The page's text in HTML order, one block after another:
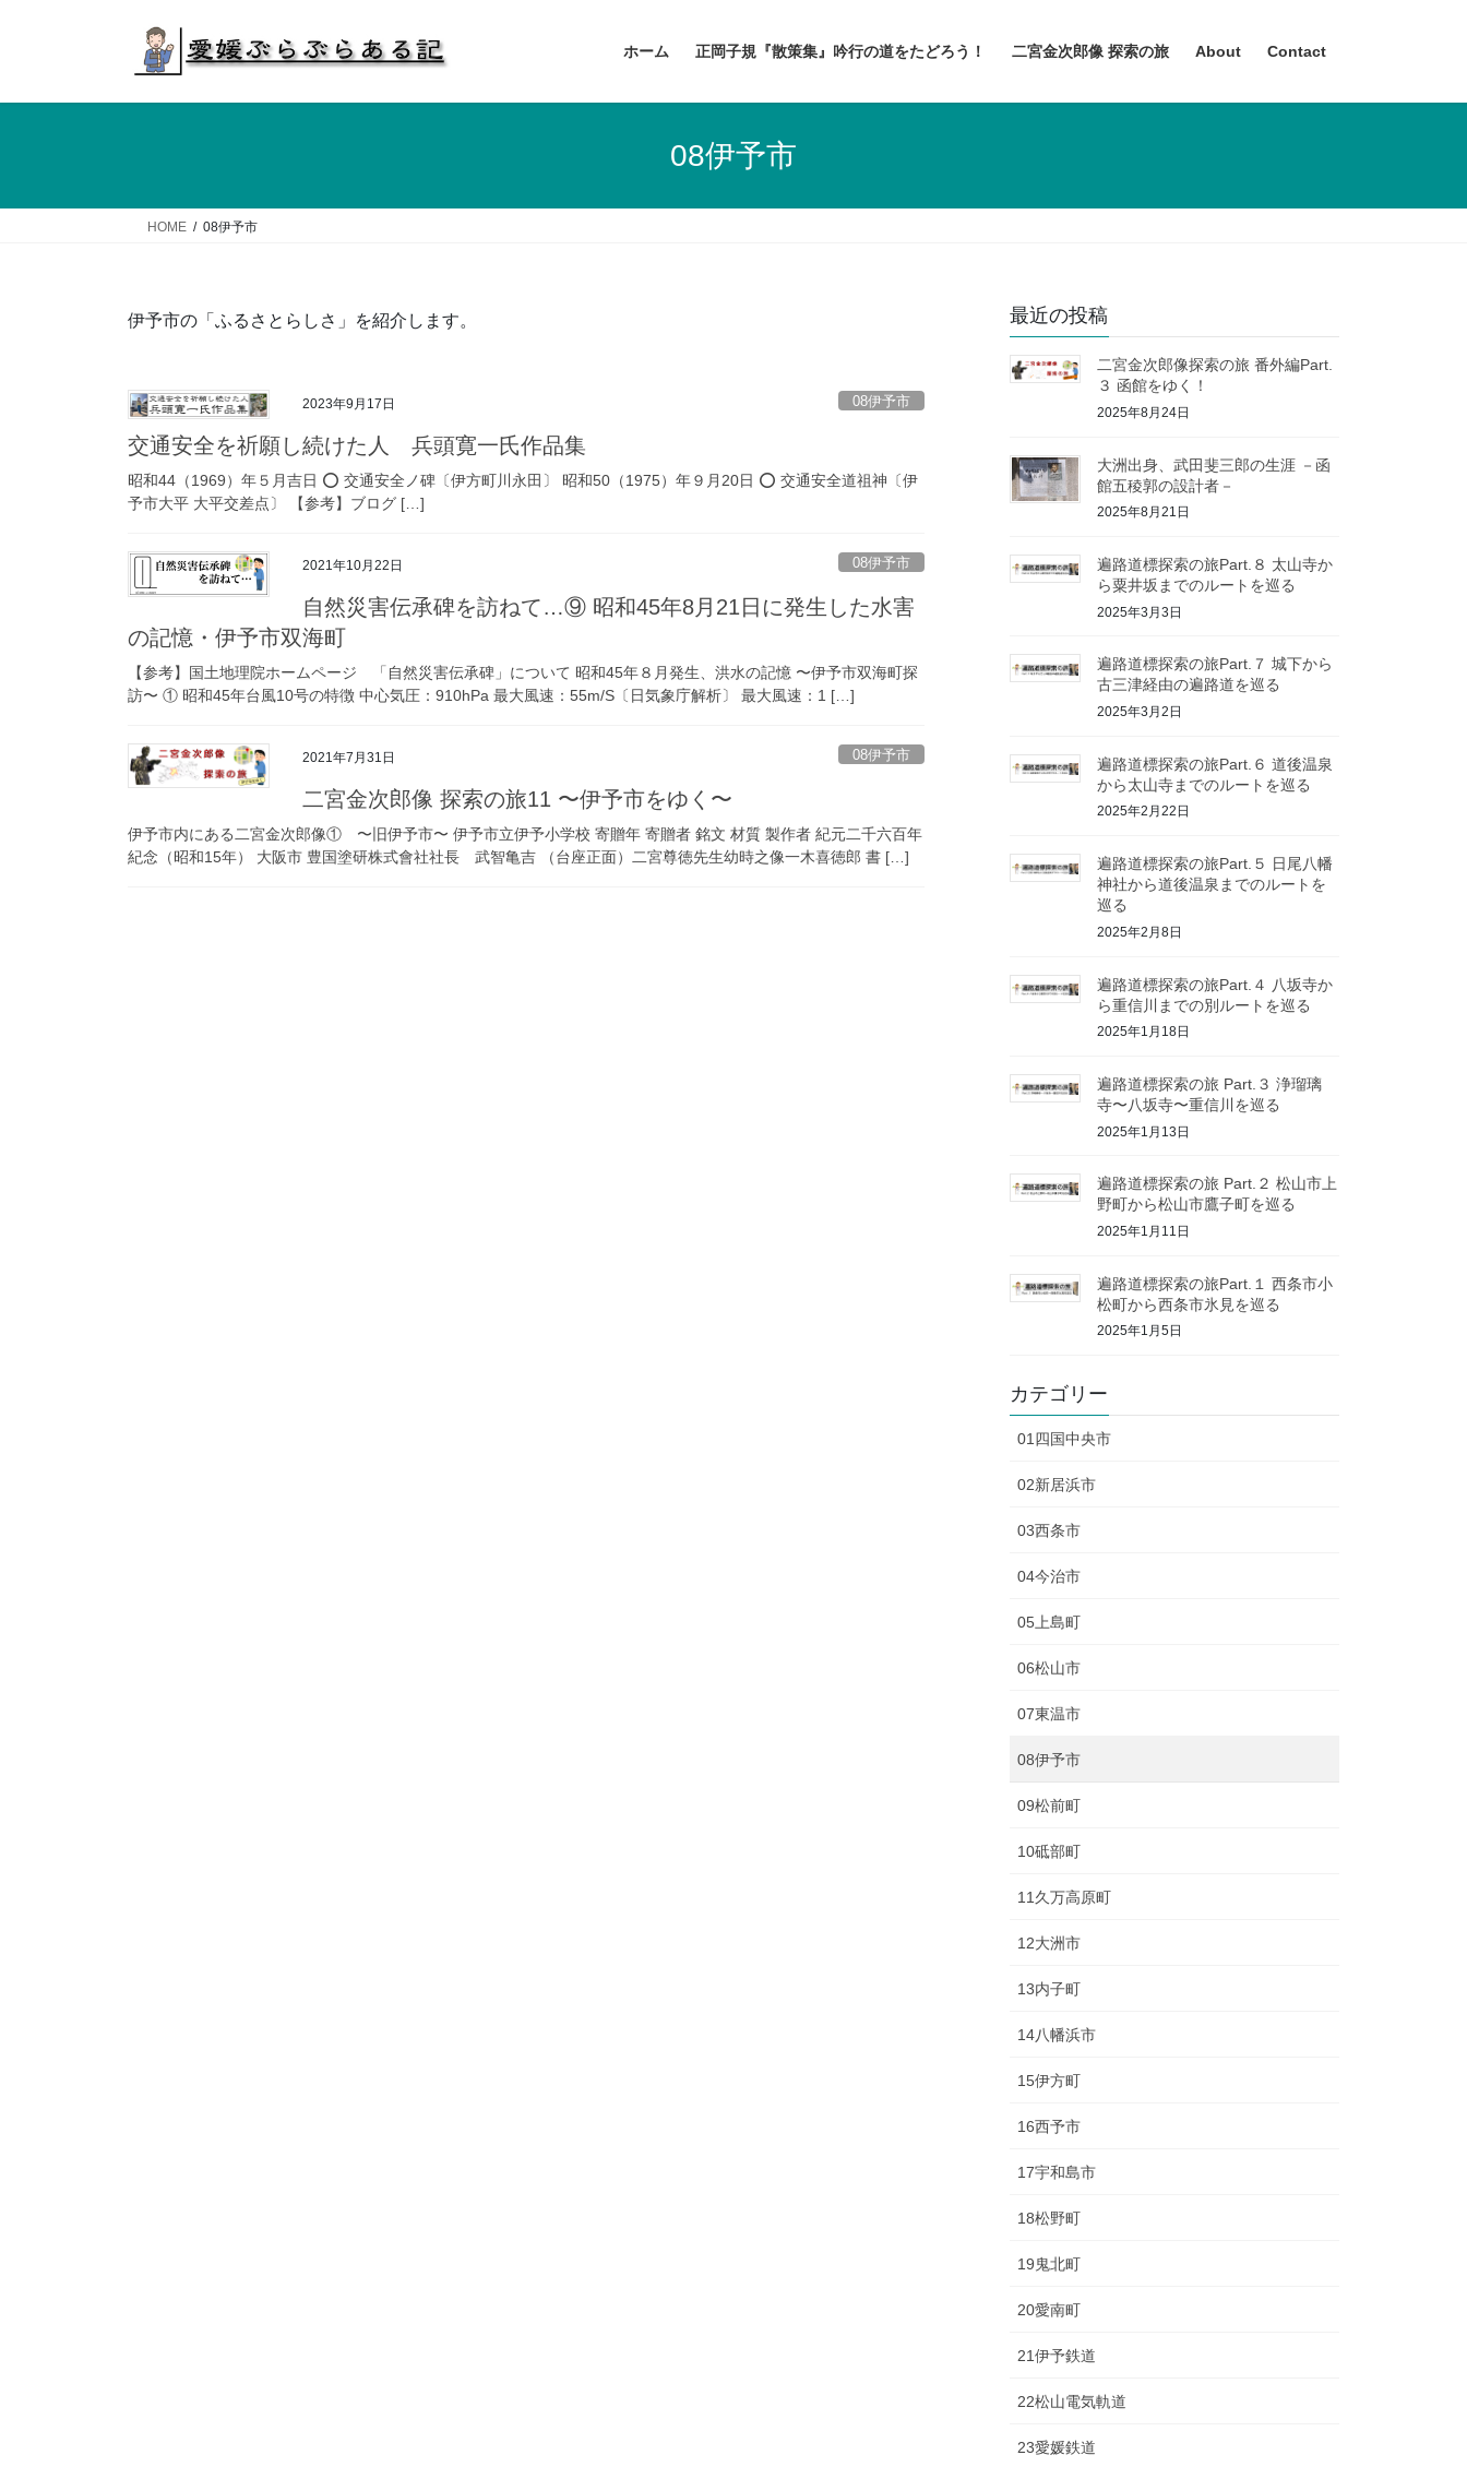
ホーム 正岡子規『散策集』吟行の道をたどろう！ 二宮金次郎像 探索の旅 About Contact
08伊予市
HOME 08伊予市
伊予市の「ふるさとらしさ」を紹介します。
2023年9月17日 08伊予市
交通安全を祈願し続けた人 兵頭寛一氏作品集
昭和44（1969）年５月吉日 ⭕️ 交通安全ノ碑〔伊方町川永田〕 昭和50（1975）年９月20日 ⭕️ 交通安全道祖神〔伊
予市大平 大平交差点〕 【参考】ブログ […]
2021年10月22日 08伊予市
自然災害伝承碑を訪ねて…⑨ 昭和45年8月21日に発生した水害
の記憶・伊予市双海町
【参考】国土地理院ホームページ 「自然災害伝承碑」について 昭和45年８月発生、洪水の記憶 〜伊予市双海町探
訪〜 ① 昭和45年台風10号の特徴 中心気圧：910hPa 最大風速：55m/S〔日気象庁解析〕 最大風速：1 […]
2021年7月31日 08伊予市
二宮金次郎像 探索の旅11 〜伊予市をゆく〜
伊予市内にある二宮金次郎像① 〜旧伊予市〜 伊予市立伊予小学校 寄贈年 寄贈者 銘文 材質 製作者 紀元二千六百年
紀念（昭和15年） 大阪市 豊国塗研株式會社社長 武智亀吉 （台座正面）二宮尊徳先生幼時之像一木喜徳郎 書 […]
最近の投稿
二宮金次郎像探索の旅 番外編Part.
３ 函館をゆく！
2025年8月24日
大洲出身、武田斐三郎の生涯 －函
館五稜郭の設計者－
2025年8月21日
遍路道標探索の旅Part.８ 太山寺か
ら粟井坂までのルートを巡る
2025年3月3日
遍路道標探索の旅Part.７ 城下から
古三津経由の遍路道を巡る
2025年3月2日
遍路道標探索の旅Part.６ 道後温泉
から太山寺までのルートを巡る
2025年2月22日
遍路道標探索の旅Part.５ 日尾八幡
神社から道後温泉までのルートを
巡る
2025年2月8日
遍路道標探索の旅Part.４ 八坂寺か
ら重信川までの別ルートを巡る
2025年1月18日
遍路道標探索の旅 Part.３ 浄瑠璃
寺〜八坂寺〜重信川を巡る
2025年1月13日
遍路道標探索の旅 Part.２ 松山市上
野町から松山市鷹子町を巡る
2025年1月11日
遍路道標探索の旅Part.１ 西条市小
松町から西条市氷見を巡る
2025年1月5日
カテゴリー
01四国中央市
02新居浜市
03西条市
04今治市
05上島町
06松山市
07東温市
08伊予市
09松前町
10砥部町
11久万高原町
12大洲市
13内子町
14八幡浜市
15伊方町
16西予市
17宇和島市
18松野町
19鬼北町
20愛南町
21伊予鉄道
22松山電気軌道
23愛媛鉄道